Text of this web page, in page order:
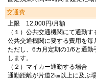
交通費
上限 12,000円/月額
（１）公共交通機関にて通勤す
公共交通機関に要する費用を毎
ただし、6カ月定期の1/6と通
します。
（２）マイカー通勤する場合
通勤距離が片道2㎞以上に及ぶ